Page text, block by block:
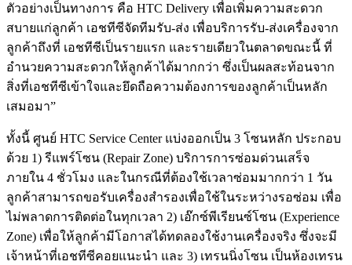
ตัวอย่างเป็นทางการ คือ HTC Delivery เพื่อเพิ่มความสะดวก
สบายแก่ลูกค้า เอชทีซีจัดทีมรับ-ส่ง เพื่อบริการรับ-ส่งเครื่องจาก
ลูกค้าถึงที่ เอชทีซีเป็นรายแรก และรายเดียวในตลาดขณะนี้ ที่
อำนวยความสะดวกให้ลูกค้าได้มากกว่า ซึ่งเป็นผลสะท้อนจาก
สิ่งที่เอชทีซีเข้าใจและยึดถือความต้องการของลูกค้าเป็นหลัก
เสมอมา”
ทั้งนี้ ศูนย์ HTC Service Center แบ่งออกเป็น 3 โซนหลัก ประกอบ
ด้วย 1) รีแพร์โซน (Repair Zone) บริการการซ่อมด่วนเสร็จ
ภายใน 4 ชั่วโมง และในกรณีที่ต้องใช้เวลาซ่อมมากกว่า 1 วัน
ลูกค้าสามารถขอรับเครื่องสำรองเพื่อใช้ในระหว่างรอซ่อม เพื่อ
ไม่พลาดการติดต่อในทุกเวลา 2) เอ๊กซ์พีเรียนซ์โซน (Experience
Zone) เพื่อให้ลูกค้ามีโอกาสได้ทดลองใช้งานเครื่องจริง ซึ่งจะมี
เจ้าหน้าที่เอชทีซีคอยแนะนำ และ 3) เทรนนิ่งโซน เป็นห้องเทรน